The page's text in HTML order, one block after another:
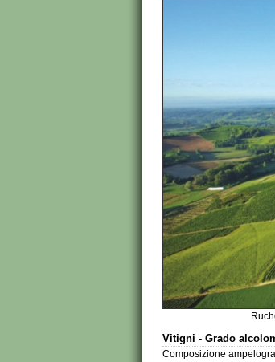
Vitigni - Grado
Composizione